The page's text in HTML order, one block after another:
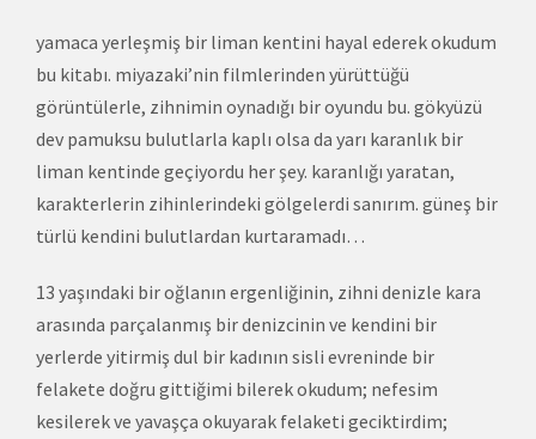
yamaca yerleşmiş bir liman kentini hayal ederek okudum
bu kitabı. miyazaki’nin filmlerinden yürüttüğü
görüntülerle, zihnimin oynadığı bir oyundu bu. gökyüzü
dev pamuksu bulutlarla kaplı olsa da yarı karanlık bir
liman kentinde geçiyordu her şey. karanlığı yaratan,
karakterlerin zihinlerindeki gölgelerdi sanırım. güneş bir
türlü kendini bulutlardan kurtaramadı…
13 yaşındaki bir oğlanın ergenliğinin, zihni denizle kara
arasında parçalanmış bir denizcinin ve kendini bir
yerlerde yitirmiş dul bir kadının sisli evreninde bir
felakete doğru gittiğimi bilerek okudum; nefesim
kesilerek ve yavaşça okuyarak felaketi geciktirdim;